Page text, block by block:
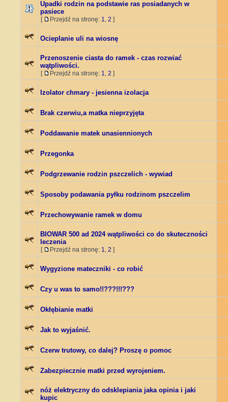
Upadki rodzin na podstawie ras posiadanych w
pasiece
[ Przejdź na stronę: 1, 2 ]
Ocieplanie uli na wiosnę
Przenoszenie ciasta do ramek - czas rozwiać
wątpliwości.
[ Przejdź na stronę: 1, 2 ]
Izolator chmary - jesienna izolacja
Brak czerwiu,a matka nieprzyjęta
Poddawanie matek unasiennionych
Przegonka
Podgrzewanie rodzin pszczelich - wywiad
Sposoby podawania pyłku rodzinom pszczelim
Przechowywanie ramek w domu
BIOWAR 500 ad 2024 wątpliwości co do skuteczności
leczenia
[ Przejdź na stronę: 1, 2 ]
Wygyzione mateczniki - co robić
Czy u was to samo!!???!!!???
Okłębianie matki
Jak to wyjaśnić.
Czerw trutowy, co dalej? Proszę o pomoc
Zabezpiecznie matki przed wyrojeniem.
nóż elektryczny do odsklepiania jaka opinia i jaki
kupic